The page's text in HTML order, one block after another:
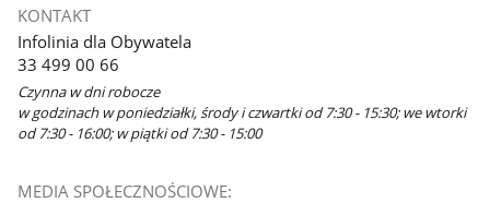
KONTAKT
Infolinia dla Obywatela
33 499 00 66
Czynna w dni robocze
w godzinach w poniedziałki, środy i czwartki od 7:30 - 15:30; we wtorki
od 7:30 - 16:00; w piątki od 7:30 - 15:00
MEDIA SPOŁECZNOŚCIOWE: